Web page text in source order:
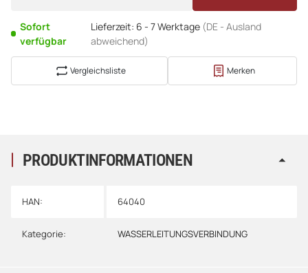
Sofort
verfügbar
Lieferzeit: 6 - 7 Werktage (DE - Ausland
abweichend)
Vergleichsliste Merken
PRODUKTINFORMATIONEN
HAN: 64040
Kategorie: WASSERLEITUNGSVERBINDUNG